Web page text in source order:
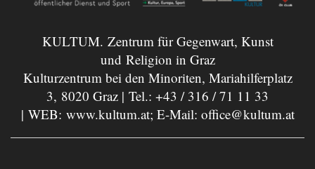
KULTUM. Zentrum für Gegenwart, Kunst
und Religion in Graz
Kulturzentrum bei den Minoriten, Mariahilferplatz
3, 8020 Graz | Tel.: +43 / 316 / 71 11 33
| WEB: www.kultum.at; E-Mail: office@kultum.at